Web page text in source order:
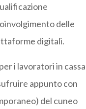
delle
digitali.
i lavoratori in cassa
appunto con
del cuneo